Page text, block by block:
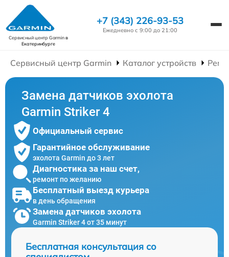
Сервисный центр Garminв
Екатеринбурге
+7 (343) 226-93-53
Ежедневно с 9:00 до 21:00
Сервисный центр Garmin Каталог устройств
Замена датчиков эхолота
Garmin Striker 4
Официальный сервис
Гарантийное обслуживание
эхолота Garmin до 3 лет
Диагностика за наш счет,
ремонт по желанию
Бесплатный выезд курьера
в день обращения
Замена датчиков эхолота
Garmin Striker 4 от 35 минут
Бесплатная консультация со